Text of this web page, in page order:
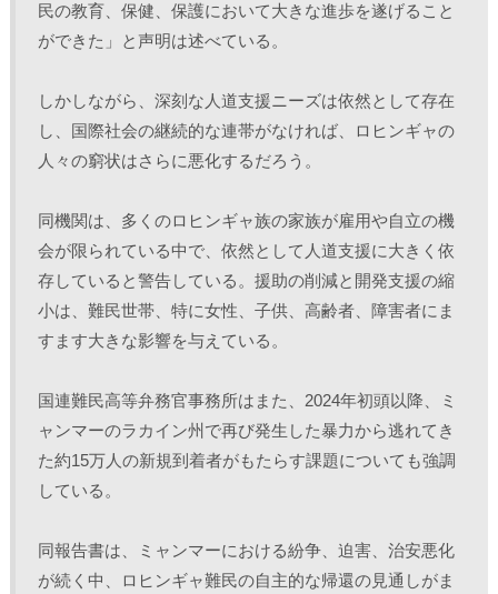
民の教育、保健、保護において大きな進歩を遂げること
ができた」と声明は述べている。
しかしながら、深刻な人道支援ニーズは依然として存在
し、国際社会の継続的な連帯がなければ、ロヒンギャの
人々の窮状はさらに悪化するだろう。
同機関は、多くのロヒンギャ族の家族が雇用や自立の機
会が限られている中で、依然として人道支援に大きく依
存していると警告している。援助の削減と開発支援の縮
小は、難民世帯、特に女性、子供、高齢者、障害者にま
すます大きな影響を与えている。
国連難民高等弁務官事務所はまた、2024年初頭以降、ミ
ャンマーのラカイン州で再び発生した暴力から逃れてき
た約15万人の新規到着者がもたらす課題についても強調
している。
同報告書は、ミャンマーにおける紛争、迫害、治安悪化
が続く中、ロヒンギャ難民の自主的な帰還の見通しがま